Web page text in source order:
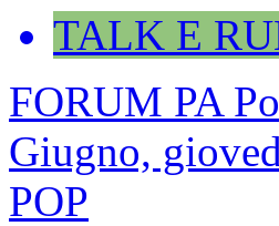
TALK E
FORUM PA
Giugno,
POP